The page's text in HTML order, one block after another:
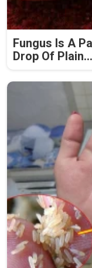
Fungus Is A
Drop Of Plain...